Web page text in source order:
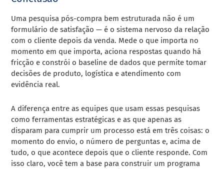
Uma pesquisa pós-compra bem estruturada não é um
formulário de satisfação — é o sistema nervoso da relação
com o cliente depois da venda. Mede o que importa no
momento em que importa, aciona respostas quando há
fricção e constrói o baseline de dados que permite tomar
decisões de produto, logística e atendimento com
evidência real.
A diferença entre as equipes que usam essas pesquisas
como ferramentas estratégicas e as que apenas as
disparam para cumprir um processo está em três coisas: o
momento do envio, o número de perguntas e, acima de
tudo, o que acontece depois que o cliente responde. Com
isso claro, você tem a base para construir um programa